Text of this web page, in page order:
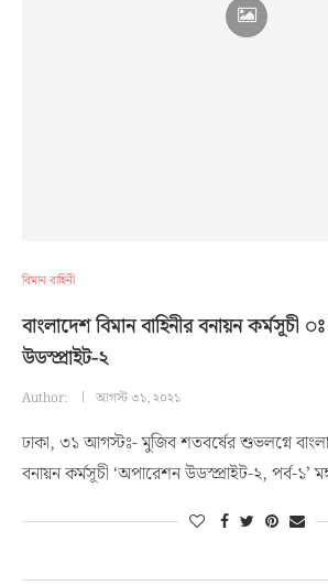
বিমান বাহিনী
বাংলাদেশ বিমান বাহিনীর বনায়ন কর্মসূচী
উডস্প্রাইট-২
Author: আগস্ট ৩১, ২০২১
ঢাকা, ৩১ আগস্টঃ- মুজিব শতবর্ষের শুভলগ্নে
বনায়ন কর্মসূচী ‘অপারেশন উডস্প্রাইট-২, পর্ব-১’